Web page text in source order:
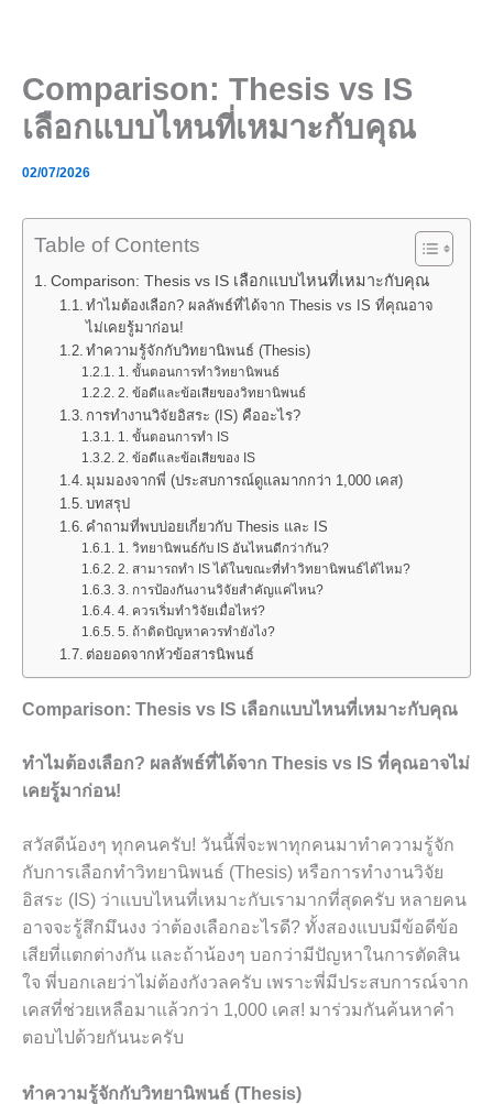
Comparison: Thesis vs IS
เลือกแบบไหนที่เหมาะกับคุณ
02/07/2026
Table of Contents
Comparison: Thesis vs IS เลือกแบบไหนที่เหมาะกับคุณ
ทำไมต้องเลือก? ผลลัพธ์ที่ได้จาก Thesis vs IS ที่คุณอาจ
ไม่เคยรู้มาก่อน!
ทำความรู้จักกับวิทยานิพนธ์ (Thesis)
1. ขั้นตอนการทำวิทยานิพนธ์
2. ข้อดีและข้อเสียของวิทยานิพนธ์
การทำงานวิจัยอิสระ (IS) คืออะไร?
1. ขั้นตอนการทำ IS
2. ข้อดีและข้อเสียของ IS
มุมมองจากพี่ (ประสบการณ์ดูแลมากกว่า 1,000 เคส)
บทสรุป
คำถามที่พบบ่อยเกี่ยวกับ Thesis และ IS
1. วิทยานิพนธ์กับ IS อันไหนดีกว่ากัน?
2. สามารถทำ IS ได้ในขณะที่ทำวิทยานิพนธ์ได้ไหม?
3. การป้องกันงานวิจัยสำคัญแค่ไหน?
4. ควรเริ่มทำวิจัยเมื่อไหร่?
5. ถ้าติดปัญหาควรทำยังไง?
ต่อยอดจากหัวข้อสารนิพนธ์
Comparison: Thesis vs IS เลือกแบบไหนที่เหมาะกับคุณ
ทำไมต้องเลือก? ผลลัพธ์ที่ได้จาก Thesis vs IS ที่คุณอาจไม่
เคยรู้มาก่อน!
สวัสดีน้องๆ ทุกคนครับ! วันนี้พี่จะพาทุกคนมาทำความรู้จัก
กับการเลือกทำวิทยานิพนธ์ (Thesis) หรือการทำงานวิจัย
อิสระ (IS) ว่าแบบไหนที่เหมาะกับเรามากที่สุดครับ หลายคน
อาจจะรู้สึกมึนงง ว่าต้องเลือกอะไรดี? ทั้งสองแบบมีข้อดีข้อ
เสียที่แตกต่างกัน และถ้าน้องๆ บอกว่ามีปัญหาในการตัดสิน
ใจ พี่บอกเลยว่าไม่ต้องกังวลครับ เพราะพี่มีประสบการณ์จาก
เคสที่ช่วยเหลือมาแล้วกว่า 1,000 เคส! มาร่วมกันค้นหาคำ
ตอบไปด้วยกันนะครับ
ทำความรู้จักกับวิทยานิพนธ์ (Thesis)